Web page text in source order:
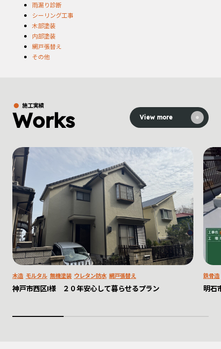
雨漏り診断
シーリング工事
木部塗装
内部塗装
網戸張替え
その他
施工実績
Works View more
木造 モルタル 無機塗装 ウレタン防水 網戸張替え
神戸市西区I様 ２０年安心して暮らせるプラン
鉄骨造
明石